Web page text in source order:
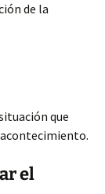
de la
que
el